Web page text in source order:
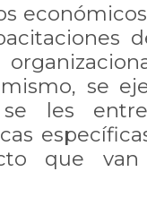
se
les
que